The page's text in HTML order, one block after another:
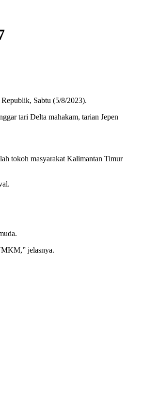
Sabtu (5/8/2023).
tari Delta mahakam, tarian Jepen
tokoh masyarakat Kalimantan Timur
jelasnya.